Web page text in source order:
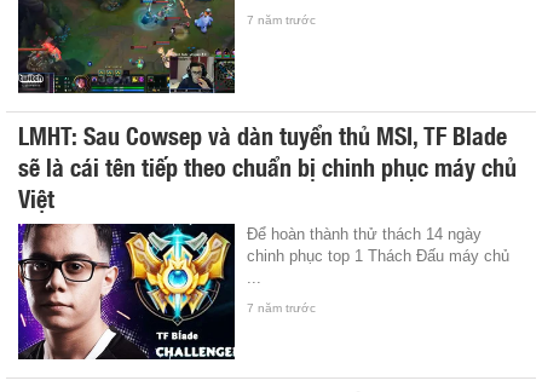
7 năm trước
LMHT: Sau Cowsep và dàn tuyển thủ MSI, TF Blade
sẽ là cái tên tiếp theo chuẩn bị chinh phục máy chủ
Việt
Để hoàn thành thử thách 14 ngày
chinh phục top 1 Thách Đấu máy chủ
7 năm trước